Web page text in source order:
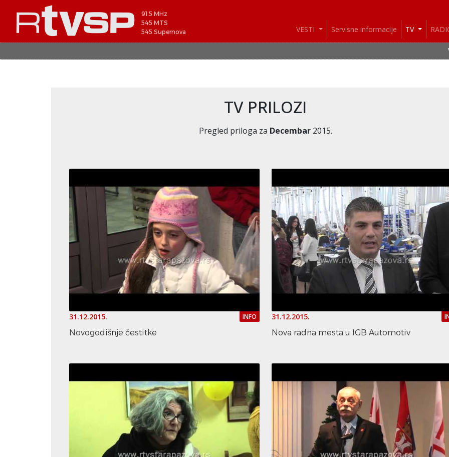
91.5 MHz
545 MTS
545 Supernova
VESTI Servisne informacije TV
VESTI: I danas
TV PRILOZI
Pregled priloga za Decembar2015.
31.12.2015. INFO
Novogodišnje čestitke
31.12.2015.
Nova radna mesta u IGB Automotiv